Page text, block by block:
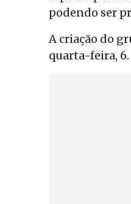
podendo ser
A criação do
quarta-feira, 6.